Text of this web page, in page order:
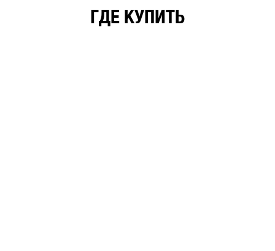
ГДЕ КУПИТЬ